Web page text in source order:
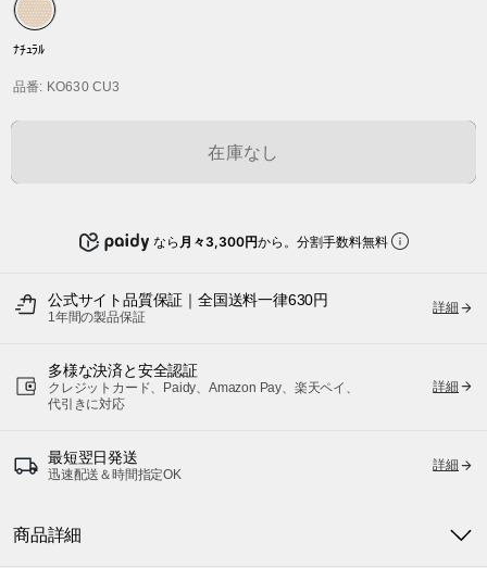
ﾅﾁｭﾗﾙ
品番: KO630 CU3
在庫なし
なら 月々3,300円から。分割手数料無料
公式サイト品質保証｜全国送料一律630円
1年間の製品保証
詳細
多様な決済と安全認証
クレジットカード、Paidy、Amazon Pay、楽天ペイ、
代引きに対応
詳細
最短翌日発送
迅速配送＆時間指定OK
詳細
商品詳細